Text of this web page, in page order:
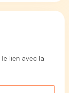
lien avec la